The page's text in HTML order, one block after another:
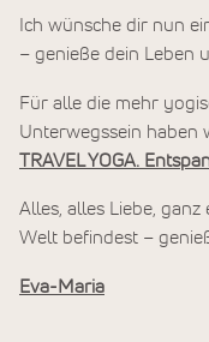
Ich wünsche dir nun
– genieße dein Leben
Für alle die mehr
Unterwegssein haben
TRAVEL YOGA.
Alles, alles Liebe,
Welt befindest –
Eva-Maria